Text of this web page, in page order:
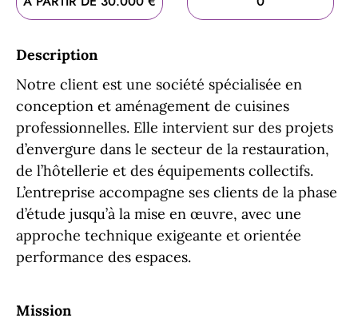
Description
Notre client est une société spécialisée en
conception et aménagement de cuisines
professionnelles. Elle intervient sur des projets
d’envergure dans le secteur de la restauration,
de l’hôtellerie et des équipements collectifs.
L’entreprise accompagne ses clients de la phase
d’étude jusqu’à la mise en œuvre, avec une
approche technique exigeante et orientée
performance des espaces.
Mission